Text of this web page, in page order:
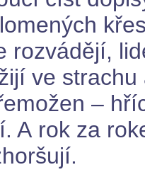
rozvádějí,
ve
–
A rok za